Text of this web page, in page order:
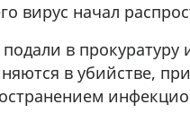
вирус начал
в прокуратуру
в убийстве,